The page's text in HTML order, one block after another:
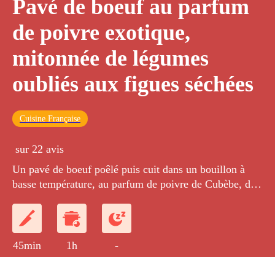
Pavé de boeuf au parfum
de poivre exotique,
mitonnée de légumes
oubliés aux figues séchées
Cuisine Française
sur 22 avis
Un pavé de boeuf poêlé puis cuit dans un bouillon à
basse température, au parfum de poivre de Cubèbe, de
topinambour, la patate douce et le rutabaga sont cuits
dans ce bouillon et agrémentés de figues séchées.
45min
1h -